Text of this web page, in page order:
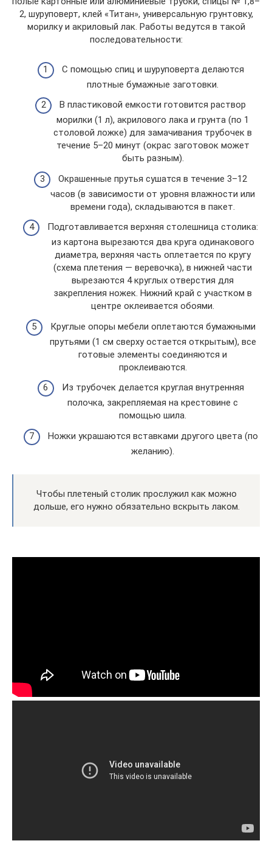
2, шуруповерт, клей «Титан», универсальную грунтовку,
морилку и акриловый лак. Работы ведутся в такой
последовательности:
С помощью спиц и шуруповерта делаются
плотные бумажные заготовки.
В пластиковой емкости готовится раствор
морилки (1 л), акрилового лака и грунта (по 1
столовой ложке) для замачивания трубочек в
течение 5–20 минут (окрас заготовок может
быть разным).
Окрашенные прутья сушатся в течение 3–12
часов (в зависимости от уровня влажности или
времени года), складываются в пакет.
Подготавливается верхняя столешница столика:
из картона вырезаются два круга одинакового
диаметра, верхняя часть оплетается по кругу
(схема плетения — веревочка), в нижней части
вырезаются 4 круглых отверстия для
закрепления ножек. Нижний край с участком в
центре оклеивается обоями.
Круглые опоры мебели оплетаются бумажными
прутьями (1 см сверху остается открытым), все
готовые элементы соединяются и
проклеиваются.
Из трубочек делается круглая внутренняя
полочка, закрепляемая на крестовине с
помощью шила.
Ножки украшаются вставками другого цвета (по
желанию).
Чтобы плетеный столик прослужил как можно
дольше, его нужно обязательно вскрыть лаком.